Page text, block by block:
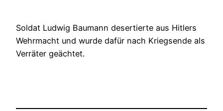
Soldat Ludwig Baumann desertierte aus Hitlers
Wehrmacht und wurde dafür nach Kriegsende als
Verräter geächtet.